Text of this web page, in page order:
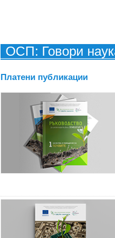
ОСП: Говори
Платени публикации